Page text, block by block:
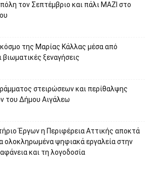
τον Σεπτέμβριο και πάλι ΜΑΖΙ στο
της Μαρίας Κάλλας μέσα από
βιωματικές ξεναγήσεις
στειρώσεων και περίθαλψης
του Δήμου Αιγάλεω
Έργων η Περιφέρεια Αττικής αποκτά
ολοκληρωμένα ψηφιακά εργαλεία στην
και τη λογοδοσία